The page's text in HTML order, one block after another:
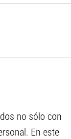
no sólo con
En este